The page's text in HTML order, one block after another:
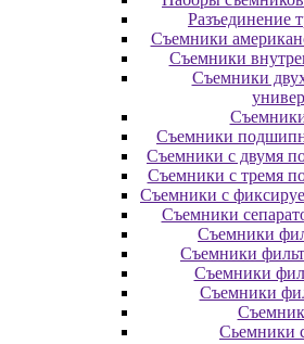
Разъединение
Съемники
Съемники
Съемники
Съемники
Съемники с двумя
Съемники с тремя
Съемники с
Съемники
Съемники
Съемники
Съемники
Съемники
Сьемники